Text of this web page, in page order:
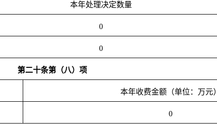
本年处理决定数量
0
0
第二十条第（八）项
本年收费金额（单位：万元）
0